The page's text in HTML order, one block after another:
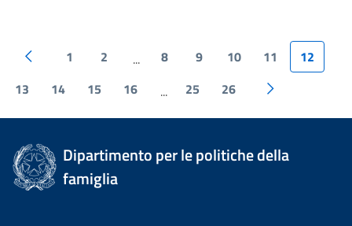
1 2 ... 8 9 10 11
12
13
14 15 16 ... 25 26
Dipartimento per le politiche della
famiglia